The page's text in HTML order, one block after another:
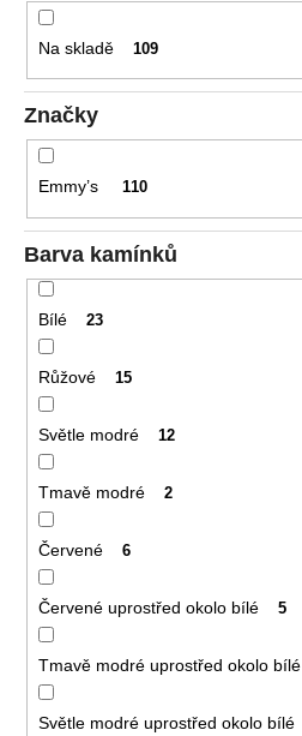
ůNa skladě 109
Značky
Emmy’s 110
Barva kamínků
Bílé 23
Růžové 15
Světle modré 12
Tmavě modré 2
Červené 6
Červené uprostřed okolo bílé 5
Tmavě modré uprostřed okolo bílé
Světle modré uprostřed okolo bílé
e
m
e
NÁUŠNICE
4
190
Kč
Původně:
090
Kč